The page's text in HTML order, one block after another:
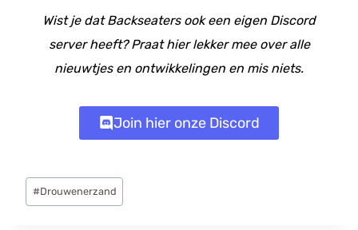
Wist je dat Backseaters ook een eigen Discord
server heeft? Praat hier lekker mee over alle
nieuwtjes en ontwikkelingen en mis niets.
Join hier onze Discord
Bericht
tags:
#Drouwenerzand